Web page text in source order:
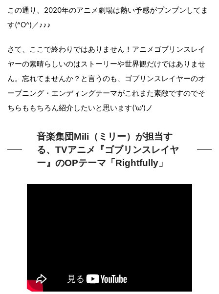
この通り、2020年のアニメ劇場は熱い予感がプンプンしてま
す(^O^)／♪♪♪
さて、ここで終わりではありません！アニメゴブリンスレイ
ヤーの素晴らしいのはストーリーや世界観だけではありませ
ん。忘れてませんか？と言うのも、ゴブリンスレイヤーのオ
ープニング・エンディングテーマがこれまた素敵ですのでそ
ちらももちろん紹介したいと思います('ω')ノ
音楽集団Mili（ミリー）が担当す
る、TVアニメ『ゴブリンスレイヤ
ー』のOPテーマ「Rightfully」